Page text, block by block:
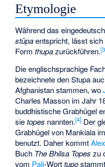
Etymologie
Während das
stūpaentspricht, lässt
Formthupazurückführen.[3
Die englischsprachige
bezeichnete den Stupa
Afghanistan stammen, wo
Charles Masson im Jahr
buddhistische Grabhügel
sietopes nannten.[4] Der
Grabhügel von Mankiala
benutzt. Daher kommt
Buch The Bhilsa Topes zu
vom Pali-Worttupo